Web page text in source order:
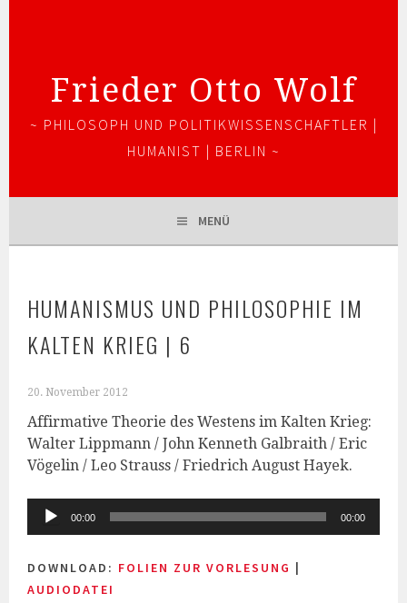
Frieder Otto Wolf
~ PHILOSOPH UND POLITIKWISSENSCHAFTLER |
HUMANIST | BERLIN ~
MENÜ
HUMANISMUS UND PHILOSOPHIE IM
KALTEN KRIEG | 6
20. November 2012
Affirmative Theorie des Westens im Kalten Krieg:
Walter Lippmann / John Kenneth Galbraith / Eric
Vögelin / Leo Strauss / Friedrich August Hayek.
Audio-
00:00 00:00
DOWNLOAD: FOLIEN ZUR VORLESUNG |
AUDIODATEI